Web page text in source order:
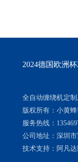
2024德国欧洲
全自动缠绕机定
版权所有：小黄
服务热线：
公司地址：深圳
技术支持： 阿凡